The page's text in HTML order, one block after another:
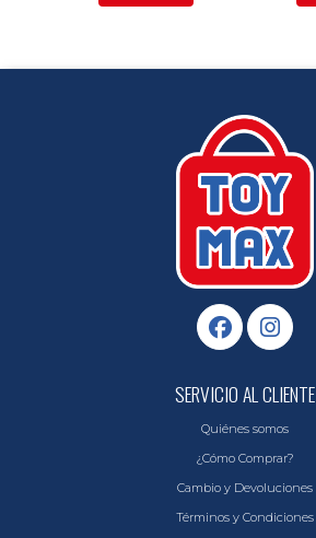
SERVICIO AL CLIENTE
Quiénes somos
¿Cómo Comprar?
Cambio y Devoluciones
Términos y Condiciones